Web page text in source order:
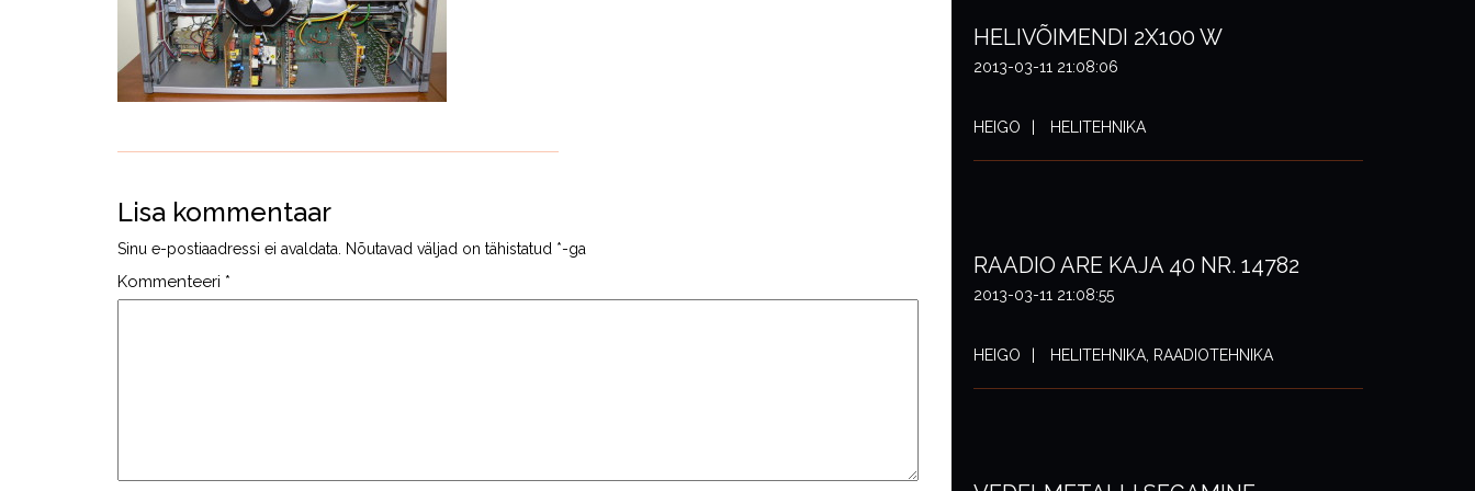
Lisa kommentaar
Sinu e-postiaadressi ei avaldata. Nõutavad väljad on tähistatud *-ga
Kommenteeri *
HELIVÕIMENDI 2X100 W
2013-03-11 21:08:06
HEIGO HELITEHNIKA
RAADIO ARE KAJA 40 NR. 14782
2013-03-11 21:08:55
HEIGO HELITEHNIKA, RAADIOTEHNIKA